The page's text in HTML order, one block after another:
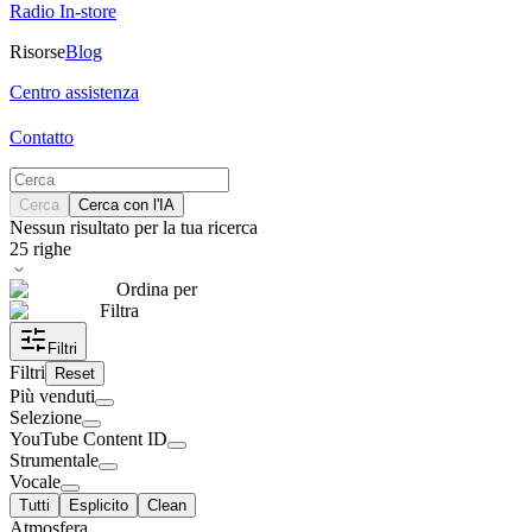
Radio In-store
RisorseBlog
Centro assistenza
Contatto
Cerca Cerca con l'IA
Nessun risultato per la tua ricerca
25 righe
Ordina per
Filtra
Filtri
Filtri Reset
Più venduti
Selezione
YouTube Content ID
Strumentale
Vocale
Tutti Esplicito Clean
Atmosfera